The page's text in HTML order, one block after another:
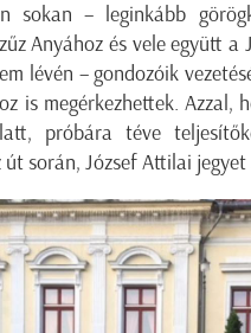
sokan – leginkább
Anyához és vele együtt
lévén – gondozóik
is megérkezhettek.
próbára téve
során, József Attilai jegyet